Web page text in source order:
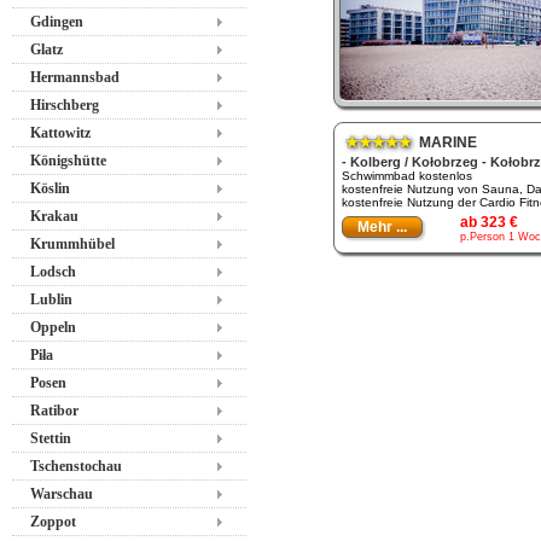
Gdingen
Glatz
Hermannsbad
Hirschberg
Kattowitz
Königshütte
Köslin
Krakau
Krummhübel
Lodsch
Lublin
Oppeln
Piła
Posen
Ratibor
Stettin
Tschenstochau
Warschau
Zoppot
★★★★★MARINE
- Kolberg / Kołobrzeg -
Schwimmbad kostenlos
kostenfreie Nutzung von Sauna,
kostenfreie Nutzung der Cardio
Mehr ... ab 323 €
p.Person 1